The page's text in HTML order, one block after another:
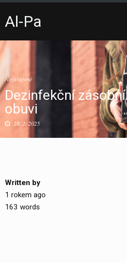
Al-Pa
Skip
to
Nezařazené
Dezinfekční
obuvi
28. 2. 2025
Written by
1 rokem ago
163 words